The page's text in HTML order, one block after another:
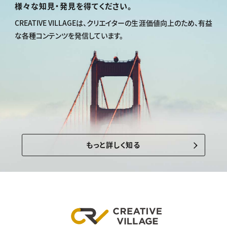
様々な知見・発見を得てください。
CREATIVE VILLAGEは、 クリエイターの生涯価値向上のため、有益
な各種コンテンツを発信しています。
もっと詳しく知る